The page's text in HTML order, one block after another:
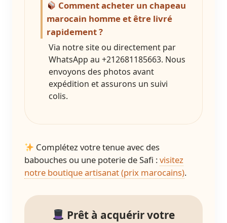
Comment acheter un chapeau
marocain homme et être livré
rapidement ?
Via notre site ou directement par
WhatsApp au +212681185663. Nous
envoyons des photos avant
expédition et assurons un suivi
colis.
Complétez votre tenue avec des
babouches ou une poterie de Safi :visitez
notre boutique artisanat (prix marocains).
Prêt à acquérir votre